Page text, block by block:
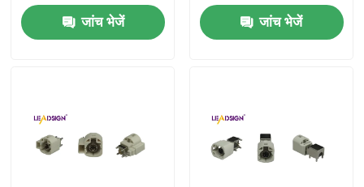
संपर्क करें
फकरा एचएसडी कनेक्टर
केबल टीवी एरियल के साथ
जांच भेजें जांच भेजें